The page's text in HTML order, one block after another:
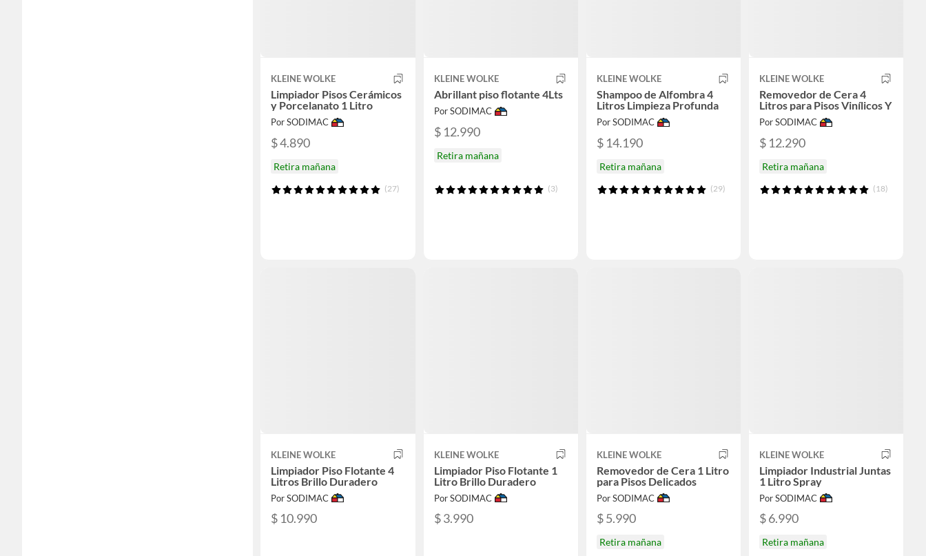
KLEINE WOLKE
Limpiador Pisos Cerámicos
y Porcelanato 1 Litro
Por SODIMAC
$ 4.890
Retira mañana
(27)
KLEINE WOLKE
Abrillant piso flotante 4Lts
Por SODIMAC
$ 12.990
Retira mañana
(3)
KLEINE WOLKE
Shampoo de Alfombra 4
Litros Limpieza Profunda
Por SODIMAC
$ 14.190
Retira mañana
(29)
KLEINE WOLKE
Removedor de Cera 4
Litros para Pisos Vinílicos Y
Por SODIMAC
$ 12.290
Retira mañana
(18)
KLEINE WOLKE
Limpiador Piso Flotante 4
Litros Brillo Duradero
Por SODIMAC
$ 10.990
KLEINE WOLKE
Limpiador Piso Flotante 1
Litro Brillo Duradero
Por SODIMAC
$ 3.990
KLEINE WOLKE
Removedor de Cera 1 Litro
para Pisos Delicados
Por SODIMAC
$ 5.990
Retira mañana
KLEINE WOLKE
Limpiador Industrial Juntas
1 Litro Spray
Por SODIMAC
$ 6.990
Retira mañana